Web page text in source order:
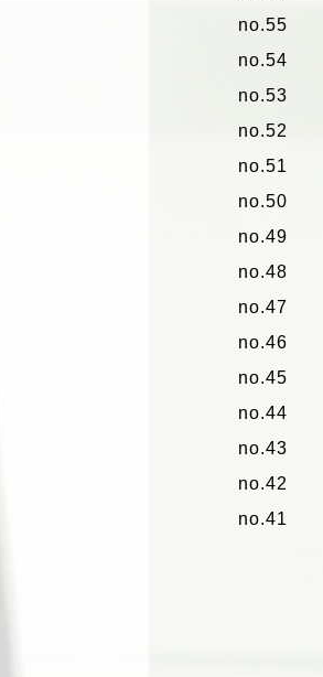
no.55
no.54
no.53
no.52
no.51
no.50
no.49
no.48
no.47
no.46
no.45
no.44
no.43
no.42
no.41